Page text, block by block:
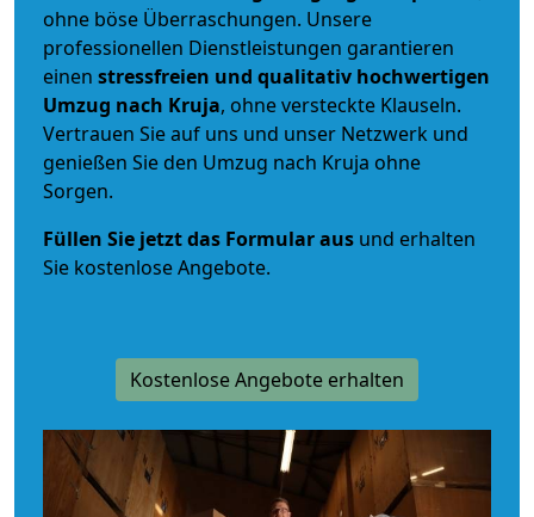
ohne böse Überraschungen. Unsere
professionellen Dienstleistungen garantieren
einen stressfreien und qualitativ hochwertigen
Umzug nach Kruja, ohne versteckte Klauseln.
Vertrauen Sie auf uns und unser Netzwerk und
genießen Sie den Umzug nach Kruja ohne
Sorgen.
Füllen Sie jetzt das Formular aus und erhalten
Sie kostenlose Angebote.
Kostenlose Angebote erhalten